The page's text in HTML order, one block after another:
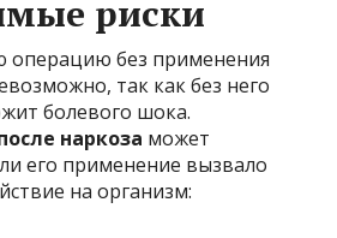
риски
операцию без применения
так как без него
болевого шока.
наркоза может
его применение вызвало
на организм: